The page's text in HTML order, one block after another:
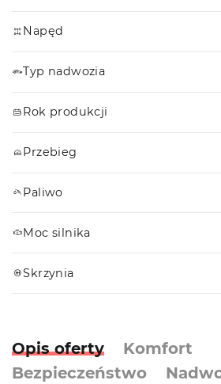
Napęd
Typ nadwozia
Rok produkcji
Przebieg
Paliwo
Moc silnika
Skrzynia
Opis oferty
Komfort
Bezpieczeństwo